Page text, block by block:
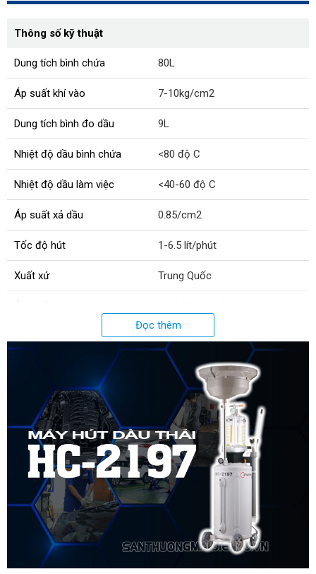
Thông số kỹ thuật
Dung tích bình chứa 80L
Áp suất khí vào 7-10kg/cm2
Dung tích bình đo dầu 9L
Nhiệt độ dầu bình chứa <80 độ C
Nhiệt độ dầu làm việc <40-60 độ C
Áp suất xả dầu 0.85/cm2
Tốc độ hút 1-6.5 lít/phút
Xuất xứ Trung Quốc
Kích thước bình chứa bên dưới 470 x 440 x 940mm
Kích thước bình thuỷ tinh 270 x 270 x 575mm
Kiểu bơm Chân không
Trọng lượng 17.5 Kg
Đọc thêm